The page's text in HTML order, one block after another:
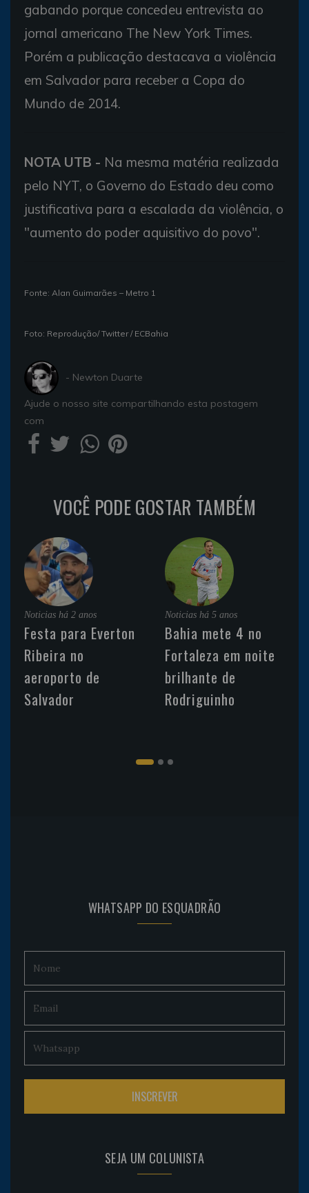
gabando porque concedeu entrevista ao
jornal americano The New York Times.
Porém a publicação destacava a violência
em Salvador para receber a Copa do
Mundo de 2014.
NOTA UTB - Na mesma matéria realizada
pelo NYT, o Governo do Estado deu como
justificativa para a escalada da violência, o
"aumento do poder aquisitivo do povo".
Fonte: Alan Guimarães – Metro 1
Foto: Reprodução/ Twitter / ECBahia
- Newton Duarte
Ajude o nosso site compartilhando esta postagem
com
VOCÊ PODE GOSTAR TAMBÉM
Noticias há 2 anos
Festa para Everton
Ribeira no
aeroporto de
Salvador
Noticias há 5 anos
Bahia mete 4 no
Fortaleza em noite
brilhante de
Rodriguinho
WHATSAPP DO ESQUADRÃO
SEJA UM COLUNISTA